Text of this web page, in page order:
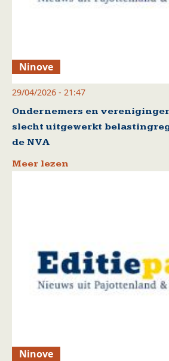
Ninove
29/04/2026 - 21:47
Ondernemers en
slecht uitgewerkt
de NVA
Meer lezen
Ninove